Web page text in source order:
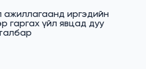
ажиллагаанд иргэдийн
гаргах үйл явцад дуу